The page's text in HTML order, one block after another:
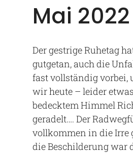
Mai 2022
Der gestrige Ruhetag
gutgetan, auch die
fast vollständig vorbei,
wir heute – leider
bedecktem Himmel
geradelt…. Der
vollkommen in die Irre
die Beschilderung war